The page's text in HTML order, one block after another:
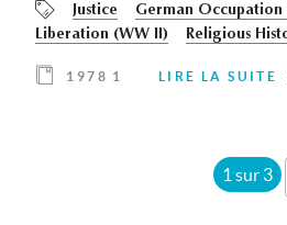
Justice
German Occupation
Liberation (WW II)
Religious
1978 1 LIRE LA SUITE
1 sur 3